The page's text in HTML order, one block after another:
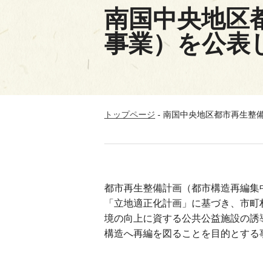
南国中央地区
事業）を公表
トップページ - 南国中央地区都市再生整
都市再生整備計画（都市構造再編集
「立地適正化計画」に基づき、市
境の向上に資する公共公益施設の
構造へ再編を図ることを目的とする